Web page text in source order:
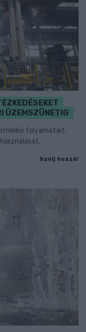
ÜZEMSZÜNETIG
folyamatait,
Szólj hozzá!